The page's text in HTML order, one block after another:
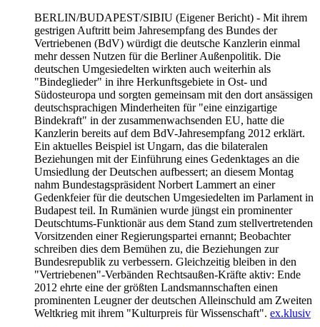
BERLIN/BUDAPEST/SIBIU (Eigener Bericht) - Mit ihrem
gestrigen Auftritt beim Jahresempfang des Bundes der
Vertriebenen (BdV) würdigt die deutsche Kanzlerin einmal
mehr dessen Nutzen für die Berliner Außenpolitik. Die
deutschen Umgesiedelten wirkten auch weiterhin als
"Bindeglieder" in ihre Herkunftsgebiete in Ost- und
Südosteuropa und sorgten gemeinsam mit den dort ansässigen
deutschsprachigen Minderheiten für "eine einzigartige
Bindekraft" in der zusammenwachsenden EU, hatte die
Kanzlerin bereits auf dem BdV-Jahresempfang 2012 erklärt.
Ein aktuelles Beispiel ist Ungarn, das die bilateralen
Beziehungen mit der Einführung eines Gedenktages an die
Umsiedlung der Deutschen aufbessert; an diesem Montag
nahm Bundestagspräsident Norbert Lammert an einer
Gedenkfeier für die deutschen Umgesiedelten im Parlament in
Budapest teil. In Rumänien wurde jüngst ein prominenter
Deutschtums-Funktionär aus dem Stand zum stellvertretenden
Vorsitzenden einer Regierungspartei ernannt; Beobachter
schreiben dies dem Bemühen zu, die Beziehungen zur
Bundesrepublik zu verbessern. Gleichzeitig bleiben in den
"Vertriebenen"-Verbänden Rechtsaußen-Kräfte aktiv: Ende
2012 ehrte eine der größten Landsmannschaften einen
prominenten Leugner der deutschen Alleinschuld am Zweiten
Weltkrieg mit ihrem "Kulturpreis für Wissenschaft". ex.klusiv